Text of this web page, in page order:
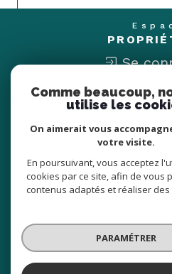
Se
© 2026 | TOUS DROITS RÉSERVÉS |
PLAN DU SITE
POLITIQUE RGPD
Comme beaucoup,
utilise les
On aimerait vous
votre visite.
En poursuivant, vous acceptez
cookies par ce site, afin de vous
contenus adaptés et réaliser des
PARAMÉTRER